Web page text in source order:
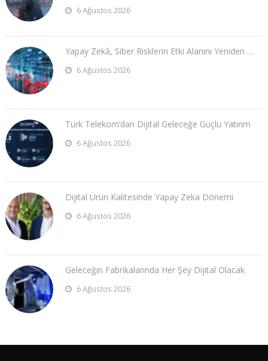
6 Ağustos 2026
Yapay Zekâ, Siber Risklerin Etki Alanını Yeniden …
6 Ağustos 2026
Türk Telekom’dan Dijital Geleceğe Güçlü Yatırım
6 Ağustos 2026
Dijital Ürün Kalitesinde Yapay Zeka Dönemi
6 Ağustos 2026
Geleceğin Fabrikalarında Her Şey Dijital Olacak
6 Ağustos 2026